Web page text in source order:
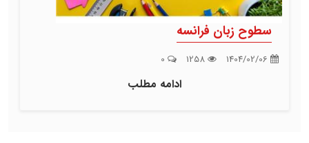
سطوح زبان فرانسه
ادامه مطلب